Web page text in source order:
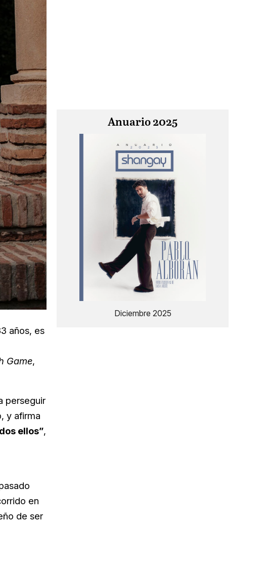
años, es
Game,
perseguir
y afirma
ellos”,
en
de ser
Anuario 2025
Diciembre 2025